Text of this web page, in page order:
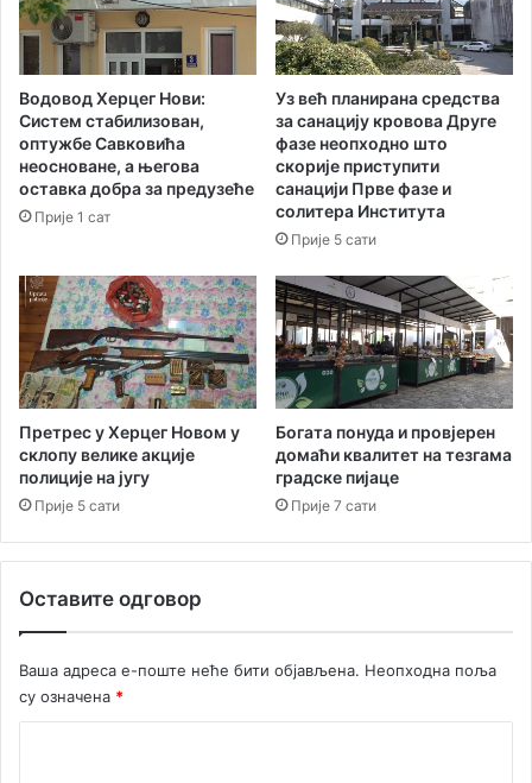
ц
е
т
р
а
у
у
р
и
н
и
н
е
т
р
ж
и
В
л
а
д
е
у
в
е
ћ
а
е
с
т
л
и
Водовод Херцег Нови:
Систем стабилизован,
оптужбе Савковића
неосноване, а његова
оставка добра за предузеће
Прије 1 сат
Уз већ планирана средства
за санацију кровова Друге
фазе неопходно што
скорије приступити
санацији Прве фазе и
солитера Института
Прије 5 сати
Претрес у Херцег Новом у
склопу велике акције
полиције на југу
Прије 5 сати
Богата понуда и провјерен
домаћи квалитет на тезгама
градске пијаце
Прије 7 сати
Оставите одговор
Ваша адреса е-поште неће бити објављена. Неопходна поља
су означена *